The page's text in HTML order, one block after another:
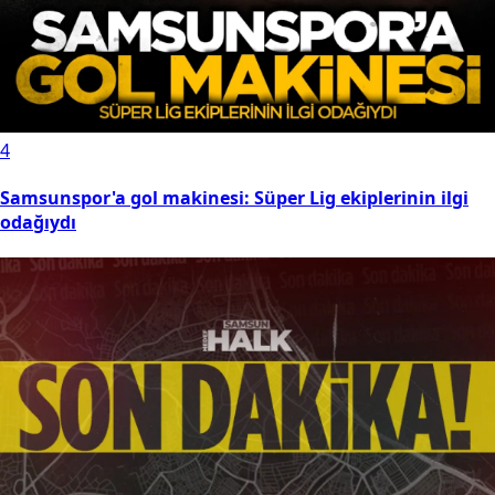
09.06.2026 12:41
emeklinin maaş zammını
olan Haziran ayı enflasyon
3 Temmuz 2026'da açıklanacak.
kök maaş ve en düşük emekli